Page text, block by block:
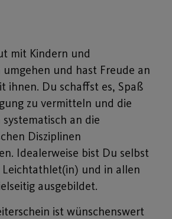
mit Kindern und
umgehen und hast Freude an
ihnen. Du schaffst es, Spaß
zu vermitteln und die
systematisch an die
Disziplinen
Idealerweise bist Du selbst
Leichtathlet(in) und in allen
ausgebildet.
ist wünschenswert